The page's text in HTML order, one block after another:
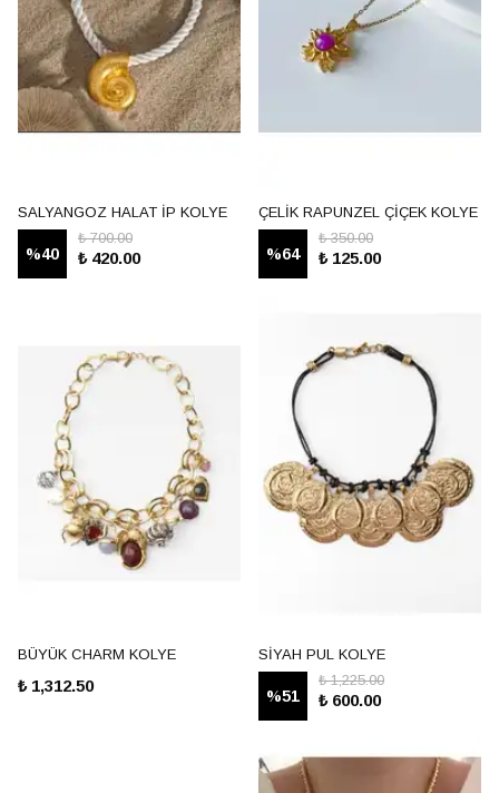
SALYANGOZ HALAT İP KOLYE
%40
₺ 700.00
₺ 420.00
ÇELİK RAPUNZEL ÇİÇEK KOLYE
%64
₺ 350.00
₺ 125.00
BÜYÜK CHARM KOLYE
₺ 1,312.50
SİYAH PUL KOLYE
%51
₺ 1,225.00
₺ 600.00